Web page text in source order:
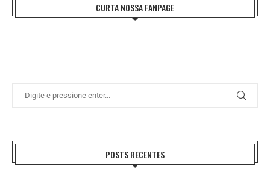
CURTA NOSSA FANPAGE
POSTS RECENTES